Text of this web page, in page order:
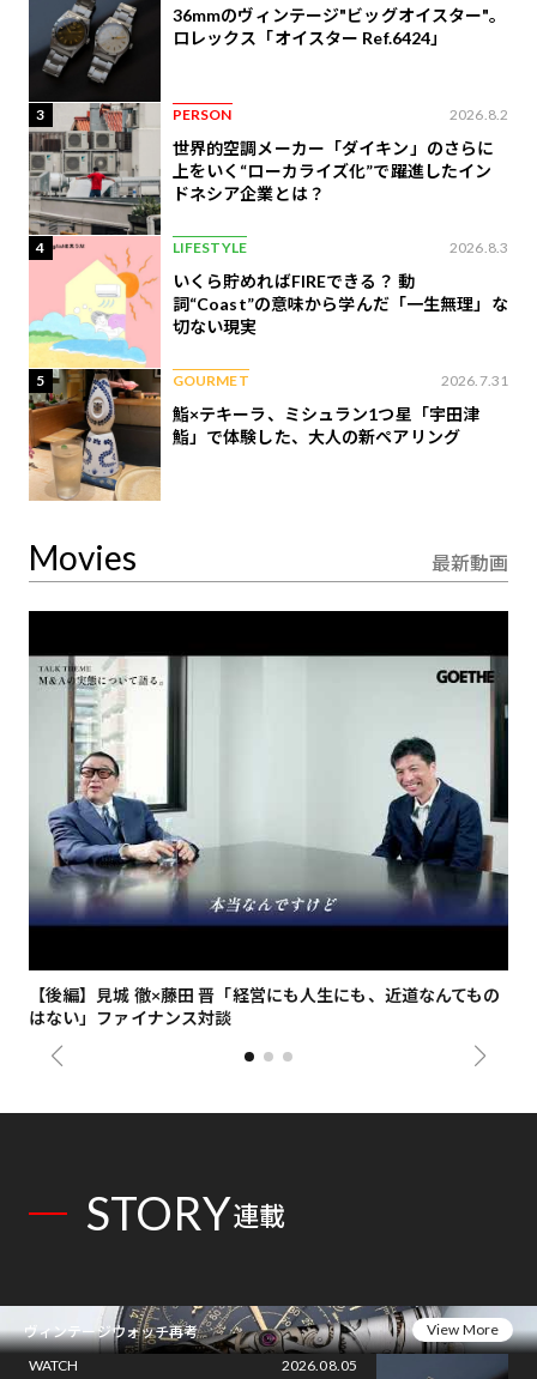
36mmのヴィンテージ"ビッグオイスター"。
ロレックス「オイスター Ref.6424」
3 PERSON 2026.8.2
世界的空調メーカー「ダイキン」のさらに
上をいく“ローカライズ化”で躍進したイン
ドネシア企業とは？
4 LIFESTYLE 2026.8.3
いくら貯めればFIREできる？ 動
詞“Coast”の意味から学んだ「一生無理」な
切ない現実
5 GOURMET 2026.7.31
鮨×テキーラ、ミシュラン1つ星「宇田津
鮨」で体験した、大人の新ペアリング
Movies 最新動画
【後編】見城 徹×藤田 晋「経営にも人生にも、近道なんてもの
はない」ファイナンス対談
STORY連載
ヴィンテージウォッチ再考
View More
WATCH
2026.08.05